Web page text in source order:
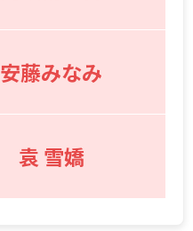
安藤みなみ
袁 雪嬌